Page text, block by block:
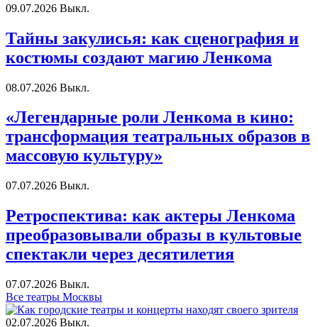
09.07.2026 Выкл.
Тайны закулисья: как сценография и
костюмы создают магию Ленкома
08.07.2026 Выкл.
«Легендарные роли Ленкома в кино:
трансформация театральных образов в
массовую культуру»
07.07.2026 Выкл.
Ретроспектива: как актеры Ленкома
преобразовывали образы в культовые
спектакли через десятилетия
07.07.2026 Выкл.
Все театры Москвы
02.07.2026 Выкл.